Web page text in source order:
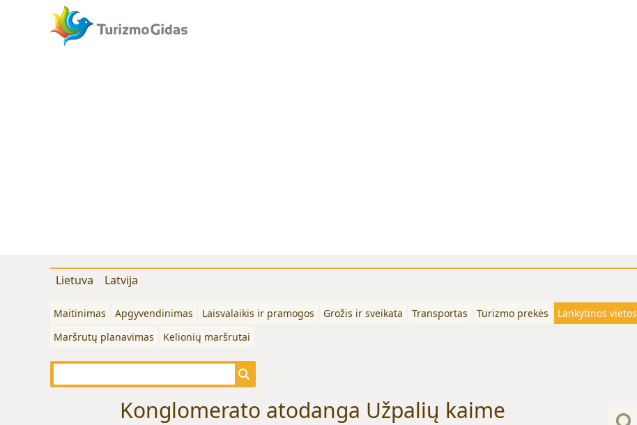
Lietuva Latvija
Maitinimas Apgyvendinimas Laisvalaikis ir pramogos Grožis ir sveikata Transportas Turizmo prekės Lankytinos vietos
Maršrutų planavimas
Kelionių maršrutai
Konglomerato atodanga Užpalių kaime